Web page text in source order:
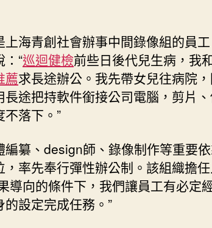
上海青創社會辦事中間錄像組的員
“巡迴健檢前些日後代兒生病，我
薦求長途辦公。我先帶女兒往病院
途把持軟件銜接公司電腦，剪片
落下。”
編纂、design師、錄像制作等重要
率先奉行彈性辦公制。該組織擔任
導向的條件下，我們讓員工有必定
設定完成任務。”